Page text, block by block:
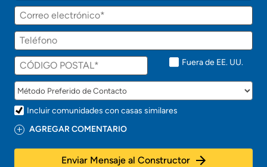
á
r
n
t
!
Correo
electrónico
Teléfono
Fuera de EE. UU.
Incluir comunidades con casas similares
AGREGAR COMENTARIO
Enviar Mensaje al Constructor